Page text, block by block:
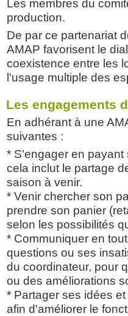
Les membres du
production.
De par ce partenariat
AMAP favorisent le
coexistence entre les
l'usage multiple des
Les engagements
En adhérant à une
suivantes :
* S'engager en
cela inclut le partage
saison à venir.
* Venir chercher son
prendre son panier
selon les possibilités
* Communiquer en
questions ou ses
du coordinateur, pour
ou des améliorations
* Partager ses idées
afin d'améliorer le